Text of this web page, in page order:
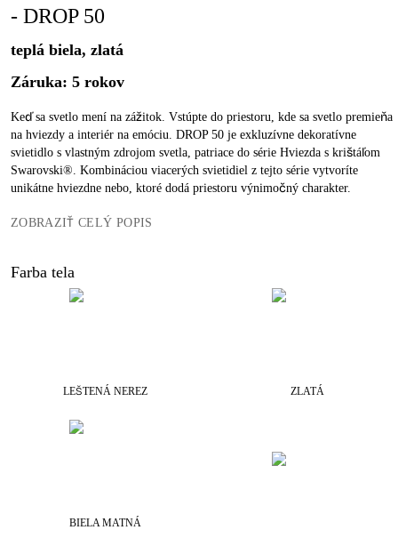
- DROP 50
teplá biela, zlatá
Záruka: 5 rokov
Keď sa svetlo mení na zážitok. Vstúpte do priestoru, kde sa svetlo premieňa
na hviezdy a interiér na emóciu. DROP 50 je exkluzívne dekoratívne
svietidlo s vlastným zdrojom svetla, patriace do série Hviezda s krištáľom
Swarovski®. Kombináciou viacerých svietidiel z tejto série vytvoríte
unikátne hviezdne nebo, ktoré dodá priestoru výnimočný charakter.
ZOBRAZIŤ CELÝ POPIS
Farba tela
LEŠTENÁ NEREZ ZLATÁ
BIELA MATNÁ